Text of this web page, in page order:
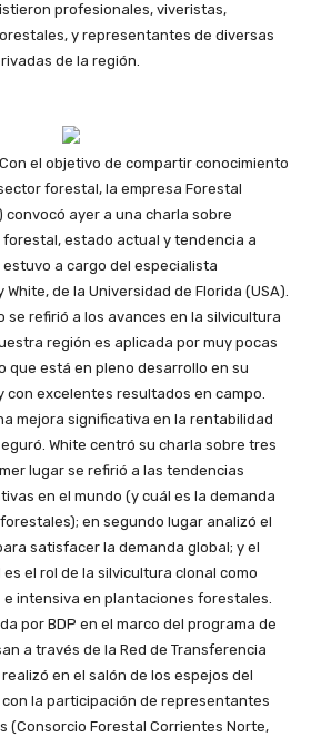
profesionales, viveristas,
y representantes de diversas
de la región.
el objetivo de compartir conocimiento
forestal, la empresa Forestal
convocó ayer a una charla sobre
estado actual y tendencia a
a cargo del especialista
de la Universidad de Florida (USA).
se refirió a los avances en la silvicultura
región es aplicada por muy pocas
que está en pleno desarrollo en su
con excelentes resultados en campo.
mejora significativa en la rentabilidad
White centró su charla sobre tres
lugar se refirió a las tendencias
en el mundo (y cuál es la demanda
en segundo lugar analizó el
satisfacer la demanda global; y el
el rol de la silvicultura clonal como
intensiva en plantaciones forestales.
por BDP en el marco del programa de
a través de la Red de Transferencia
realizó en el salón de los espejos del
la participación de representantes
(Consorcio Forestal Corrientes Norte,